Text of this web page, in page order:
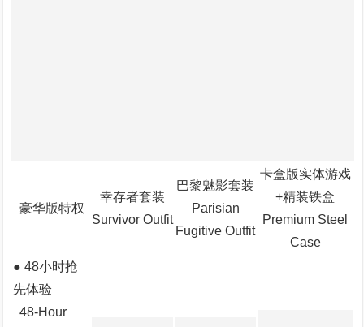
豪华版特权
幸存者套装
Survivor Outfit
巴黎魅影套装
Parisian
Fugitive Outfit
卡盒版实体游戏
+精装铁盒
Premium Steel
Case
● 48小时抢
先体验
48-Hour